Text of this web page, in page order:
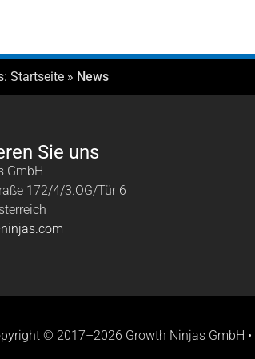
Startseite » News
Sie uns
GmbH
172/4/3.OG/Tür 6
© 2017–2026 Growth Ninjas GmbH •